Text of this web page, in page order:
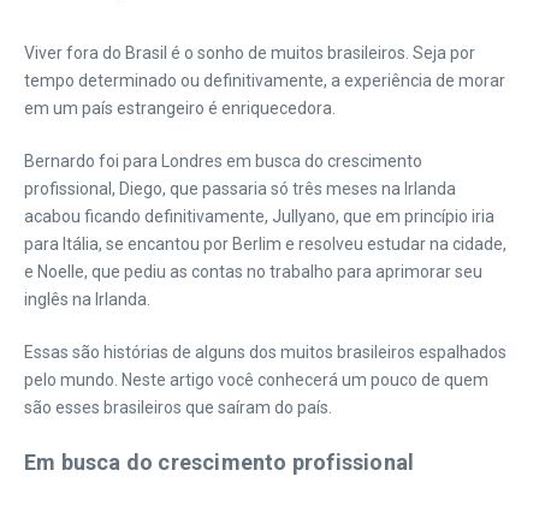
Viver fora do Brasil é o sonho de muitos brasileiros. Seja por
tempo determinado ou definitivamente, a experiência de morar
em um país estrangeiro é enriquecedora.
Bernardo foi para Londres em busca do crescimento
profissional, Diego, que passaria só três meses na Irlanda
acabou ficando definitivamente, Jullyano, que em princípio iria
para Itália, se encantou por Berlim e resolveu estudar na cidade,
e Noelle, que pediu as contas no trabalho para aprimorar seu
inglês na Irlanda.
Essas são histórias de alguns dos muitos brasileiros espalhados
pelo mundo. Neste artigo você conhecerá um pouco de quem
são esses brasileiros que saíram do país.
Em busca do crescimento profissional